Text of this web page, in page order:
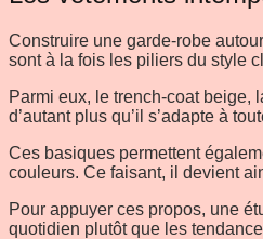
Construire une garde-robe
sont à la fois les piliers du style
Parmi eux, le trench-coat beige,
d’autant plus qu’il s’adapte à
Ces basiques permettent
couleurs. Ce faisant, il devient
Pour appuyer ces propos, une
quotidien plutôt que les